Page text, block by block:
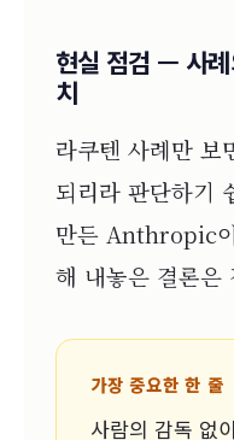
현실 점검 — 사
치
라쿠텐 사례만 보
되리라 판단하기
만든 Anthropic
해 내놓은 결론은
가장 중요한 한 줄
사람의 감독 없이